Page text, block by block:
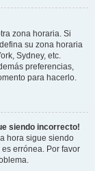
zona horaria. Si
su zona horaria
Sydney, etc.
preferencias,
para hacerlo.
siendo incorrecto!
hora sigue siendo
errónea. Por favor